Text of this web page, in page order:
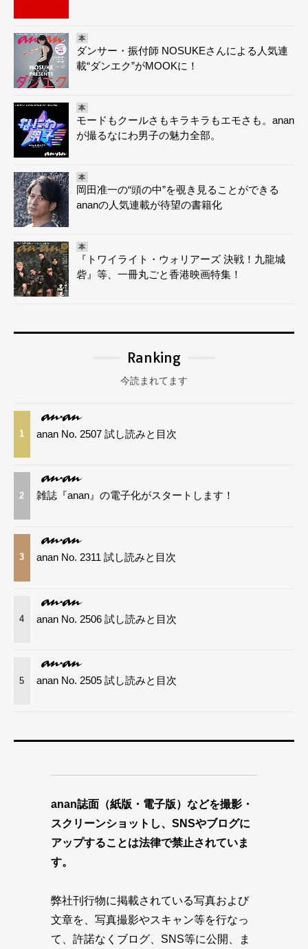
本
ダンサー・振付師 NOSUKEさんによる人気連
載“ダンエク”がMOOKに！
本
モードもクールさもキラキラもエモさも。anan
が撮るなにわ男子の魅力全部。
本
岡田准一の“頭の中”を覗き見ることができる
ananの人気連載が待望の書籍化
本
『トワイライト・ウォリアーズ 決戦！九龍城
砦』等、一冊丸ごと香港映画特集！
Ranking
今読まれてます
1 anan No. 2507 試し読みと目次
2 雑誌『anan』の電子化がスタートします！
3 anan No. 2311 試し読みと目次
4 anan No. 2506 試し読みと目次
5 anan No. 2505 試し読みと目次
anan誌面（紙版・電子版）などを撮影・
スクリーンショットし、SNSやブログに
アップすることは法律で禁止されていま
す。
弊社刊行物に掲載されている写真および
文章を、写真撮影やスキャン等を行なっ
て、許諾なくブログ、SNS等に公開、ま